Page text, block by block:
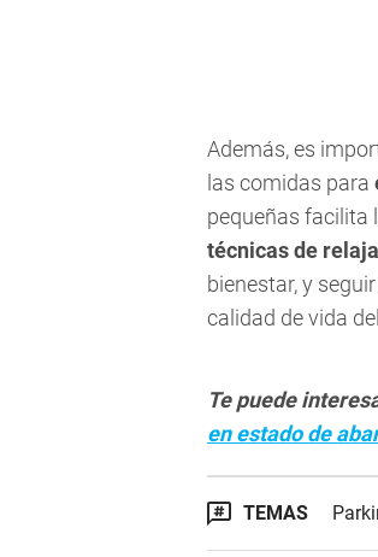
Además, es
las comidas para
pequeñas facilita
técnicas de
bienestar, y
calidad de vida
Te puede
en estado de
TEMAS